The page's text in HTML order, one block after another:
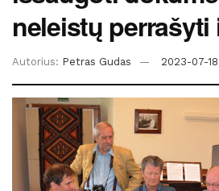
neleistų
Autorius: Petras Gudas 2023-07-18